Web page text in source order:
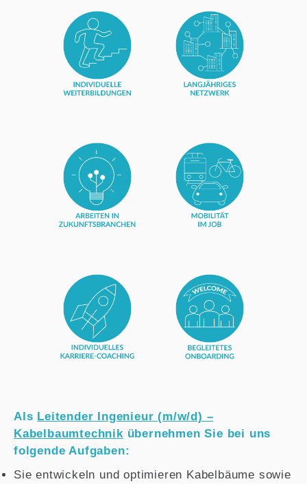
Als Leitender Ingenieur (m/w/d) –
Kabelbaumtechnik übernehmen Sie bei uns
folgende Aufgaben:
Sie entwickeln und optimieren Kabelbäume sowie